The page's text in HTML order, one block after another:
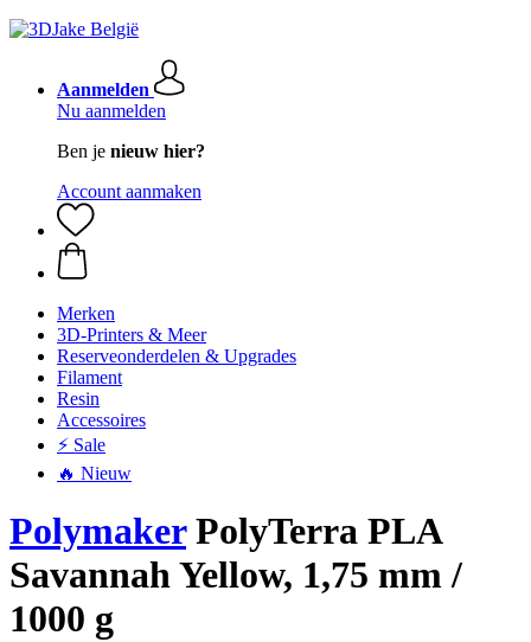
Aanmelden
Nu aanmelden
Ben je nieuw hier?
Account aanmaken
Merken
3D-Printers & Meer
Reserveonderdelen & Upgrades
Filament
Resin
Accessoires
⚡ Sale
🔥 Nieuw
PolymakerPolyTerra PLA
Savannah Yellow, 1,75 mm /
1000 g